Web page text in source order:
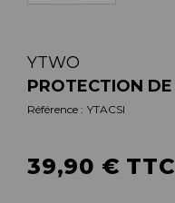
YTWO
PROTECTION
Référence : YTACSI
39,90 € TTC